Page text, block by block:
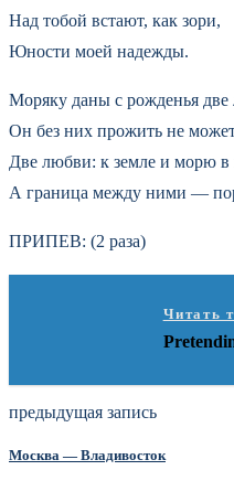
Над тобой встают, как зори,
Юности моей надежды.
Моряку даны с рожденья
Он без них прожить не
Две любви: к земле и морю в
А граница между ними —
ПРИПЕВ: (2 раза)
Читать
предыдущая запись
Москва — Владивосток